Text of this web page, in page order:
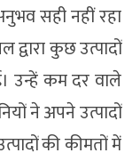
सही नहीं रहा
कुछ उत्पादों
उन्हें कम दर वाले
ने अपने उत्पादों
की कीमतों में